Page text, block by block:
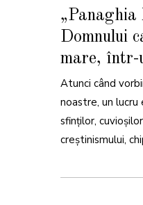
A
U
U
S
4
„Panaghia
Domnului
mare, într-
Atunci când
noastre, un
sfinților,
creștinismului,